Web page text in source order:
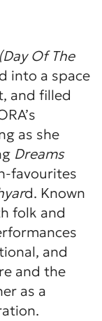
Of The
into a space
and filled
as she
Dreams
favourites
d. Known
folk and
and
and the
as a